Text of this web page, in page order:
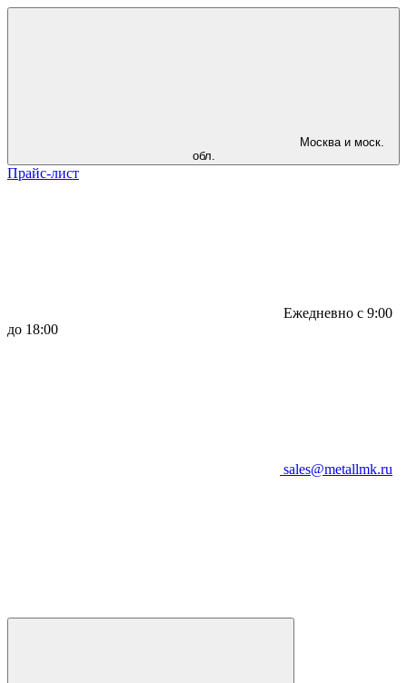
Москва и моск.
обл.
Прайс-лист
Ежедневно с 9:00
до 18:00
sales@metallmk.ru